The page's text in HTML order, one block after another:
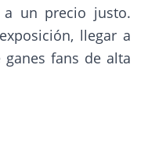
a un precio justo.
llegar a
fans de alta